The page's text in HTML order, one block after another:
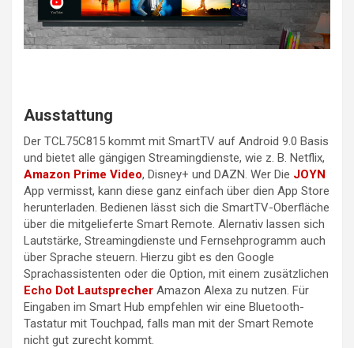
Ausstattung
Der TCL75C815 kommt mit SmartTV auf Android 9.0 Basis
und bietet alle gängigen Streamingdienste, wie z. B. Netflix,
Amazon Prime Video, Disney+ und DAZN. Wer Die JOYN
App vermisst, kann diese ganz einfach über dien App Store
herunterladen. Bedienen lässt sich die SmartTV-Oberfläche
über die mitgelieferte Smart Remote. Alernativ lassen sich
Lautstärke, Streamingdienste und Fernsehprogramm auch
über Sprache steuern. Hierzu gibt es den Google
Sprachassistenten oder die Option, mit einem zusätzlichen
Echo Dot Lautsprecher Amazon Alexa zu nutzen. Für
Eingaben im Smart Hub empfehlen wir eine Bluetooth-
Tastatur mit Touchpad, falls man mit der Smart Remote
nicht gut zurecht kommt.